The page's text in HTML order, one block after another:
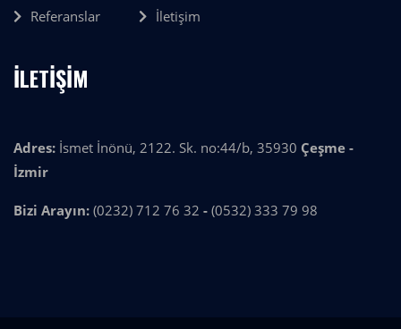
Referanslar İletişim
İLETİŞİM
Adres: İsmet İnönü, 2122. Sk. no:44/b, 35930 Çeşme -
İzmir
Bizi Arayın: (0232) 712 76 32 - (0532) 333 79 98